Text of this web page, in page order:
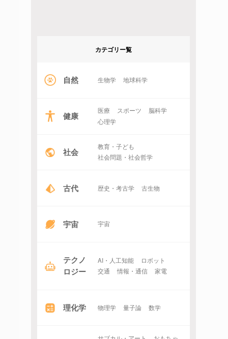
カテゴリー覧
自然 生物学 地球科学
健康 医療 スポーツ
脳科学
心理学
社会
教育・子ども
社会問題・社会哲学
古代 歴史・考古学 古生物
宇宙 宇宙
テクノ
ロジー
AI・人工知能
ロボット
交通
情報・通信 家電
理化学 物理学 量子論 数学